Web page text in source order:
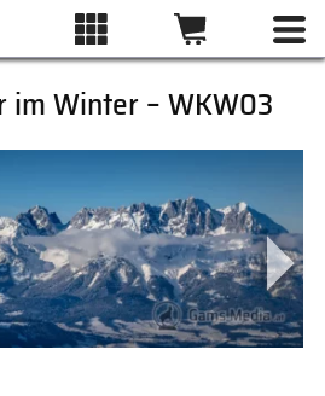
ALLE BILDER
im Winter – WKW03